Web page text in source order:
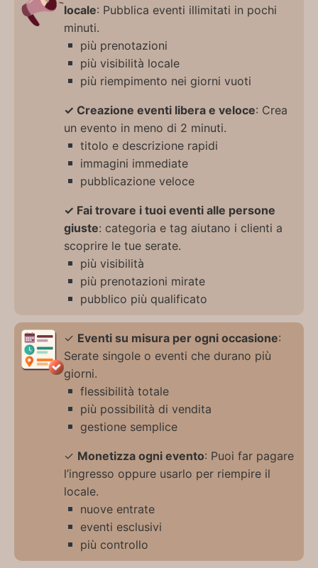
locale: Pubblica eventi illimitati in pochi
minuti.
più prenotazioni
più visibilità locale
più riempimento nei giorni vuoti
✓ Creazione eventi libera e veloce: Crea
un evento in meno di 2 minuti.
titolo e descrizione rapidi
immagini immediate
pubblicazione veloce
✓ Fai trovare i tuoi eventi alle persone
giuste: categoria e tag aiutano i clienti a
scoprire le tue serate.
più visibilità
più prenotazioni mirate
pubblico più qualificato
✓ Eventi su misura per ogni occasione:
Serate singole o eventi che durano più
giorni.
flessibilità totale
più possibilità di vendita
gestione semplice
✓ Monetizza ogni evento: Puoi far pagare
l’ingresso oppure usarlo per riempire il
locale.
nuove entrate
eventi esclusivi
più controllo